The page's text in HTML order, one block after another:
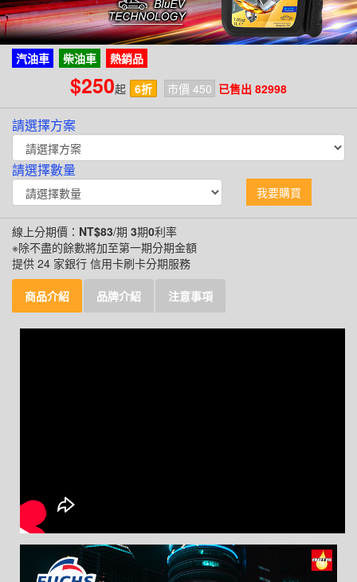
汽油車 柴油車 熱銷品
$250起 6折 市價 450 已售出 82998
請選擇方案
請選擇數量
我要購買
線上分期價： NT$83/期 3期0利率
※除不盡的餘數將加至第一期分期金額
提供 24 家銀行 信用卡刷卡分期服務
商品介紹 品牌介紹 注意事項